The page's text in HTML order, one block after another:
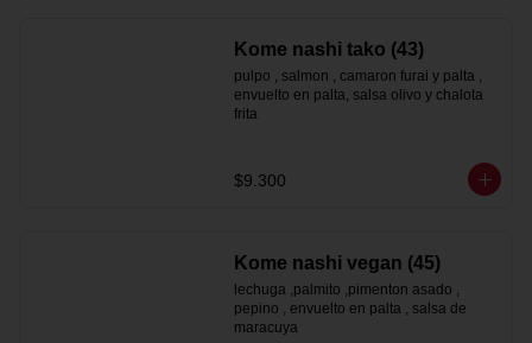
Kome nashi tako (43)
pulpo , salmon , camaron furai y palta ,
envuelto en palta, salsa olivo y chalota
frita
$9.300
Kome nashi vegan (45)
lechuga ,palmito ,pimenton asado ,
pepino , envuelto en palta , salsa de
maracuya